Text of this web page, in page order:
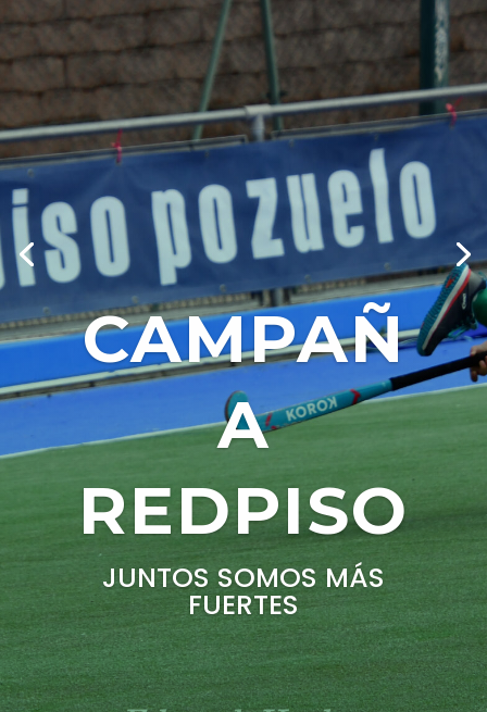
CAMPAÑ
A
REDPISO
JUNTOS SOMOS MÁS
FUERTES